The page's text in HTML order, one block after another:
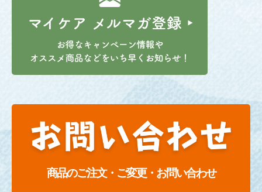
商品のご注文・ご変更・お問い合わせ